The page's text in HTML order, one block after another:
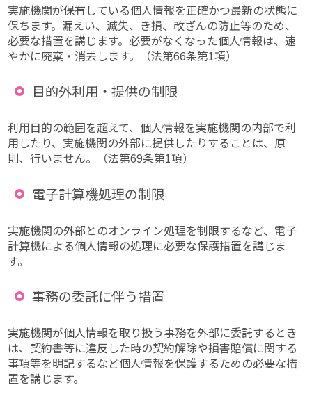
実施機関が保有している個人情報を正確かつ最新の状態に
保ちます。漏えい、滅失、き損、改ざんの防止等のため、
必要な措置を講じます。必要がなくなった個人情報は、速
やかに廃棄・消去します。（法第66条第1項）
目的外利用・提供の制限
利用目的の範囲を超えて、個人情報を実施機関の内部で利
用したり、実施機関の外部に提供したりすることは、原
則、行いません。（法第69条第1項）
電子計算機処理の制限
実施機関の外部とのオンライン処理を制限するなど、電子
計算機による個人情報の処理に必要な保護措置を講じま
す。
事務の委託に伴う措置
実施機関が個人情報を取り扱う事務を外部に委託するとき
は、契約書等に違反した時の契約解除や損害賠償に関する
事項等を明記するなど個人情報を保護するための必要な措
置を講じます。